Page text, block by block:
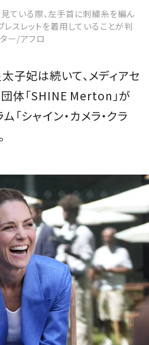
ている際、左手首に刺繍糸を編ん
スレットを着用していることが判
ー/アフロ
子妃は続いて、メディアセ
体「SHINE Merton」が
シャイン・カメラ・クラ